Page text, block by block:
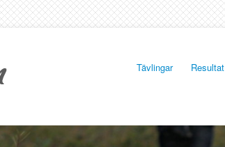
Tävlingar Resultat